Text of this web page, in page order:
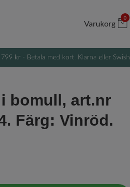
Varukorg
0
kr - Betala med kort, Klarna eller Swish
bomull, art.nr
Färg: Vinröd.